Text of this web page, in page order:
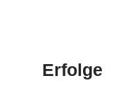
Erfolge